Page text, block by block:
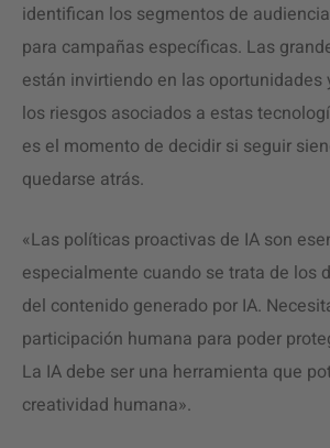
identifican los segmentos de
para campañas específicas. Las
están invirtiendo en las oportunidades
los riesgos asociados a estas
es el momento de decidir si seguir
quedarse atrás.
«Las políticas proactivas de IA son
especialmente cuando se trata de los
del contenido generado por IA.
participación humana para poder
La IA debe ser una herramienta que
creatividad humana».